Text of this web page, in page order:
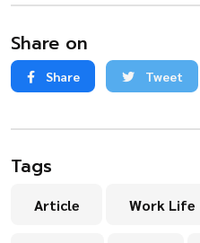
Share on
Share Tweet
Tags
Article Work Life